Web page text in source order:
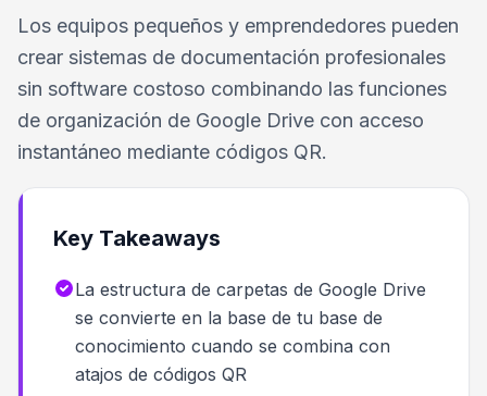
Los equipos pequeños y emprendedores pueden
crear sistemas de documentación profesionales
sin software costoso combinando las funciones
de organización de Google Drive con acceso
instantáneo mediante códigos QR.
Key Takeaways
La estructura de carpetas de Google Drive
se convierte en la base de tu base de
conocimiento cuando se combina con
atajos de códigos QR